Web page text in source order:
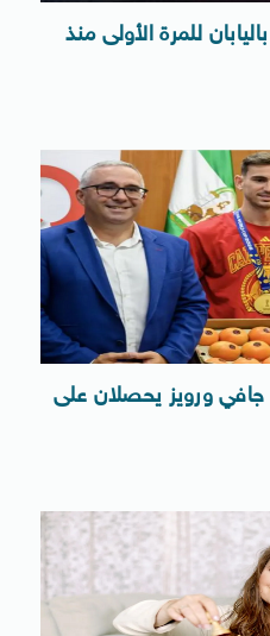
للمرة الأولى منذ
جافي ورويز يحصلان على